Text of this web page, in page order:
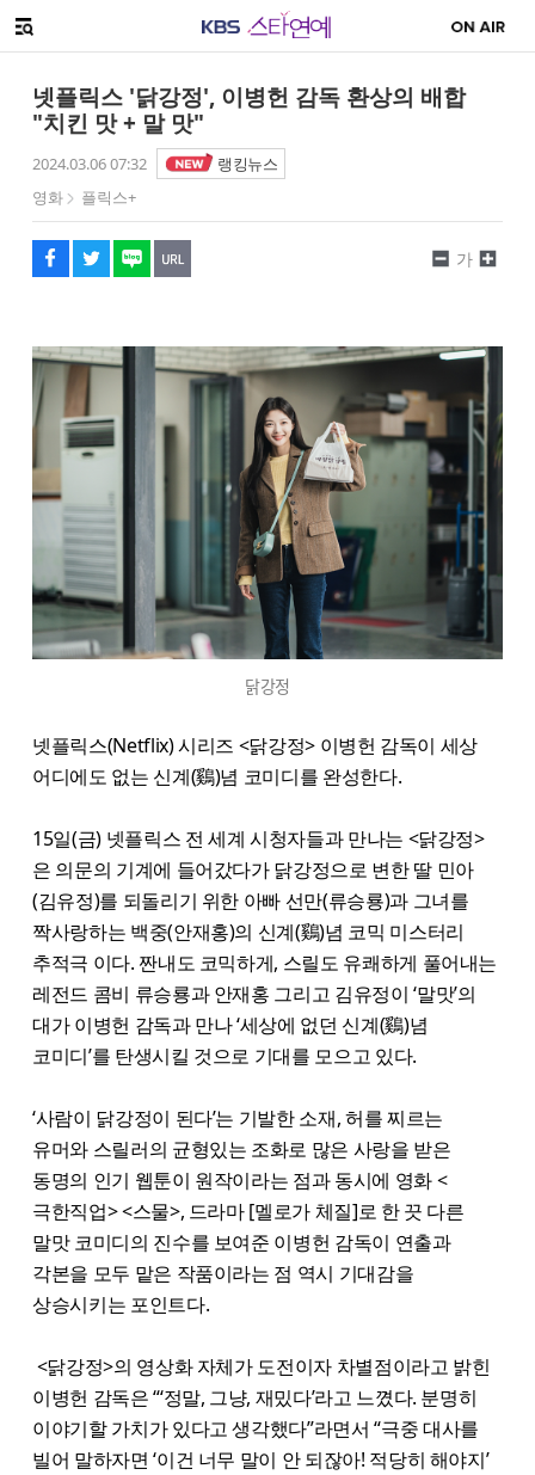
메뉴 열기
넷플릭스 '닭강정', 이병헌 감독 환상의 배합
"치킨 맛 + 말 맛"
2024.03.06 07:32
랭킹뉴스
영화
플릭스+
페이스북
트위터
네이버
URL복사
글씨 작게보기
가
글씨 크게보기
닭강정
넷플릭스(Netflix) 시리즈 <닭강정> 이병헌 감독이 세상
어디에도 없는 신계(鷄)념 코미디를 완성한다.
15일(금) 넷플릭스 전 세계 시청자들과 만나는 <닭강정>
은 의문의 기계에 들어갔다가 닭강정으로 변한 딸 민아
(김유정)를 되돌리기 위한 아빠 선만(류승룡)과 그녀를
짝사랑하는 백중(안재홍)의 신계(鷄)념 코믹 미스터리
추적극 이다. 짠내도 코믹하게, 스릴도 유쾌하게 풀어내는
레전드 콤비 류승룡과 안재홍 그리고 김유정이 ‘말맛’의
대가 이병헌 감독과 만나 ‘세상에 없던 신계(鷄)념
코미디’를 탄생시킬 것으로 기대를 모으고 있다.
‘사람이 닭강정이 된다’는 기발한 소재, 허를 찌르는
유머와 스릴러의 균형있는 조화로 많은 사랑을 받은
동명의 인기 웹툰이 원작이라는 점과 동시에 영화 <
극한직업​> <스물>, 드라마 [멜로가 체질]로 한 끗 다른
말맛 코미디의 진수를 보여준 이병헌 감독이 연출과
각본을 모두 맡은 작품이라는 점 역시 기대감을
상승시키는 포인트다.
<닭강정>​의 영상화 자체가 도전이자 차별점이라고 밝힌
이병헌 감독은 “‘정말, 그냥, 재밌다’라고 느꼈다. 분명히
이야기할 가치가 있다고 생각했다”라면서 “극중 대사를
빌어 말하자면 ‘이건 너무 말이 안 되잖아! 적당히 해야지’
해시태그